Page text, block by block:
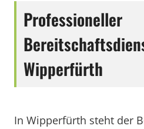
Professioneller
Wipperfürth
In Wipperfürth steht der